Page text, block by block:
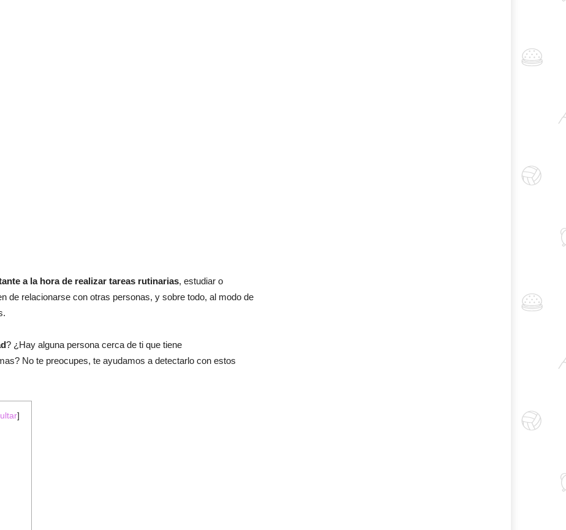
a la hora de realizar tareas rutinarias, estudiar o
de relacionarse con otras personas, y sobre todo, al modo de
? ¿Hay alguna persona cerca de ti que tiene
No te preocupes, te ayudamos a detectarlo con estos
]